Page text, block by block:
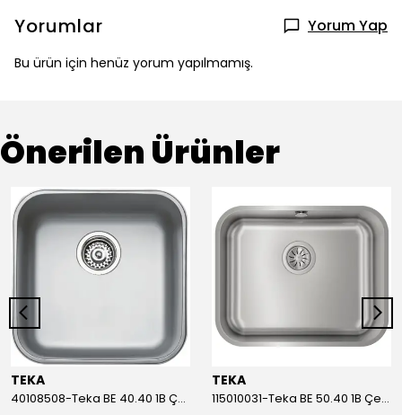
Yorumlar Yorum Yap
Bu ürün için henüz yorum yapılmamış.
Önerilen Ürünler
TEKA
40108508-Teka BE 40.40 1B Çelik Eviye
TEKA
115010031-Teka BE 50.40 1B Çelik Eviye